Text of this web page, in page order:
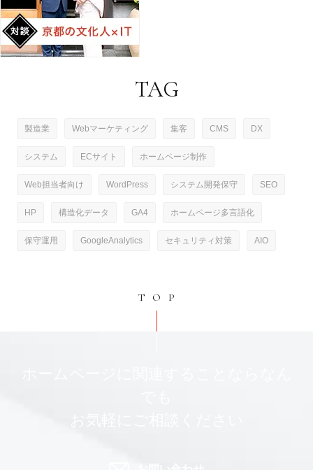
TAG
製造業 Webマーケティング 集客 CMS DX
システム ECサイト ホームページ制作
Web担当者向け WordPress システム開発保守 SEO
HP 構造化データ GA4 ホームページ多言語化
保守運用 GoogleAnalytics セキュリティ対策 AIO
TOP